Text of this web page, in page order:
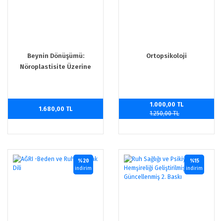
Beynin Dönüşümü:
Nöroplastisite Üzerine
1.680,00 TL
Ortopsikoloji
1.000,00 TL
1.250,00 TL
%20
indirim
%15
indirim